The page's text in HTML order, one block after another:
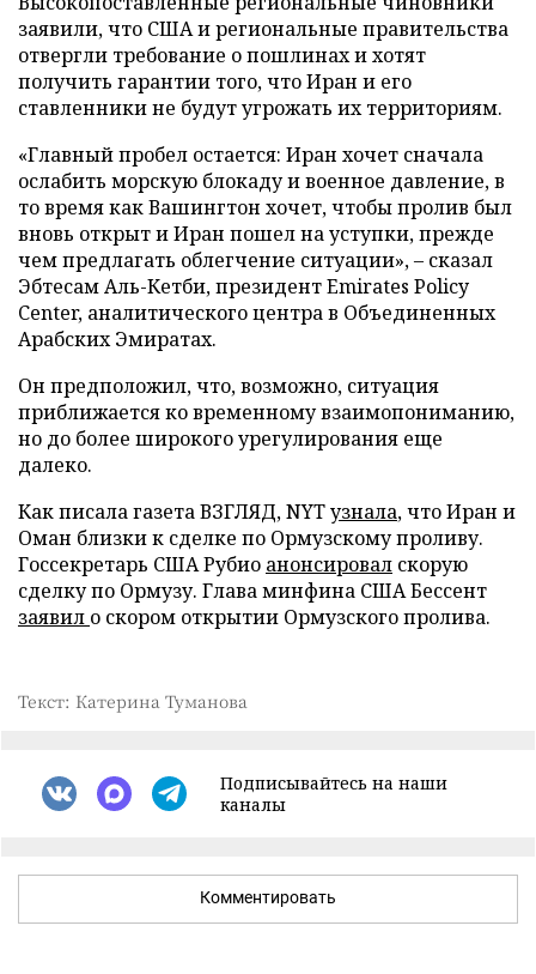
заявили, что США и региональные правительства
отвергли требование о пошлинах и хотят
получить гарантии того, что Иран и его
ставленники не будут угрожать их территориям.
«Главный пробел остается: Иран хочет сначала
ослабить морскую блокаду и военное давление, в
то время как Вашингтон хочет, чтобы пролив был
вновь открыт и Иран пошел на уступки, прежде
чем предлагать облегчение ситуации», – сказал
Эбтесам Аль-Кетби, президент Emirates Policy
Center, аналитического центра в Объединенных
Арабских Эмиратах.
Он предположил, что, возможно, ситуация
приближается ко временному взаимопониманию,
но до более широкого урегулирования еще
далеко.
Как писала газета ВЗГЛЯД, NYTузнала, что Иран и
Оман близки к сделке по Ормузскому проливу.
Госсекретарь США Рубио анонсировал скорую
сделку по Ормузу. Глава минфина США Бессент
заявил о скором открытии Ормузского пролива.
Текст: Катерина Туманова
Подписывайтесь на наши
каналы
Комментировать